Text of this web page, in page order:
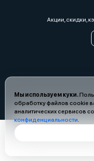
Мы используем куки.
обработку файлов cookie
аналитических сервисов
конфиденциальности.
Акции, скидки,